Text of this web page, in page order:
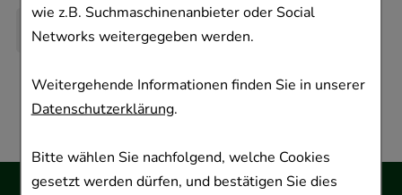
wie z.B. Suchmaschinenanbieter oder Social
Networks weitergegeben werden.
Weitergehende Informationen finden Sie in unserer
Datenschutzerklärung.
Bitte wählen Sie nachfolgend, welche Cookies
gesetzt werden dürfen, und bestätigen Sie dies